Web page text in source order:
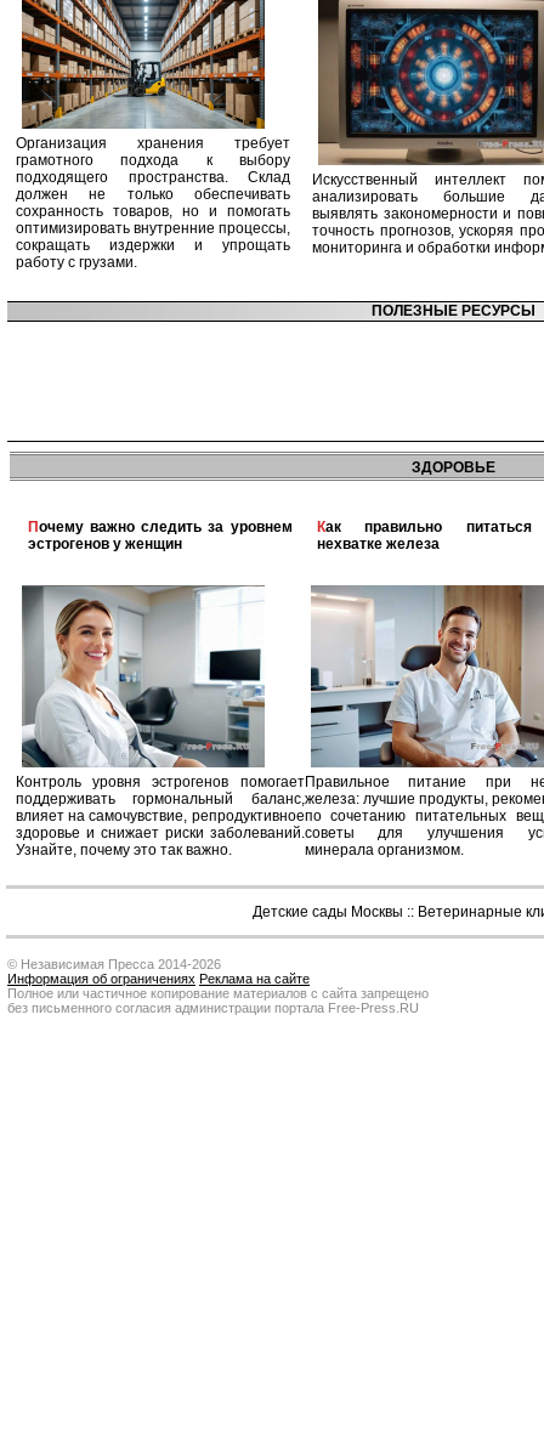
Организация хранения требует
грамотного подхода к выбору
подходящего пространства. Склад
должен не только обеспечивать
сохранность товаров, но и помогать
оптимизировать внутренние процессы,
сокращать издержки и упрощать
работу с грузами.
Искусственный интеллект
анализировать большие
выявлять закономерности и
точность прогнозов, ускоряя
мониторинга и обработки
ПОЛЕЗНЫЕ РЕСУРСЫ
ЗДОРОВЬЕ
Почему важно следить за уровнем
эстрогенов у женщин
Контроль уровня эстрогенов помогает
поддерживать гормональный баланс,
влияет на самочувствие, репродуктивное
здоровье и снижает риски заболеваний.
Узнайте, почему это так важно.
Как правильно питаться при
нехватке железа
Правильное питание при
железа: лучшие продукты,
по сочетанию питательных
советы для улучшения
минерала организмом.
Детские сады Москвы :: Ветеринарные
© Независимая Пресса 2014-2026
Информация об ограничениях Реклама на сайте
Полное или частичное копирование материалов с сайта запрещено
без письменного согласия администрации портала Free-Press.RU